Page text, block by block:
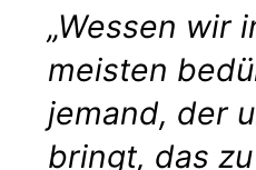
„Wessen wir
meisten
jemand, der
bringt, das